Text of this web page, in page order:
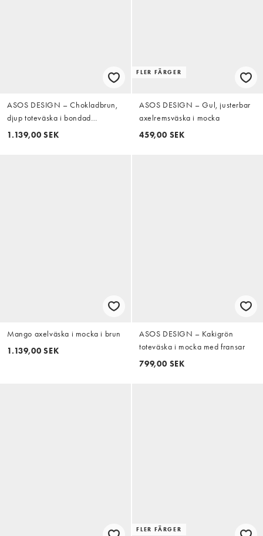
ASOS DESIGN – Chokladbrun,
djup toteväska i bondad
kvalitetsmocka
1.139,00 SEK
FLER FÄRGER
ASOS DESIGN – Gul, justerbar
axelremsväska i mocka
459,00 SEK
Mango axelväska i mocka i brun
1.139,00 SEK
ASOS DESIGN – Kakigrön
toteväska i mocka med fransar
799,00 SEK
FLER FÄRGER